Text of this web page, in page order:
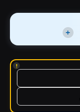
+
!